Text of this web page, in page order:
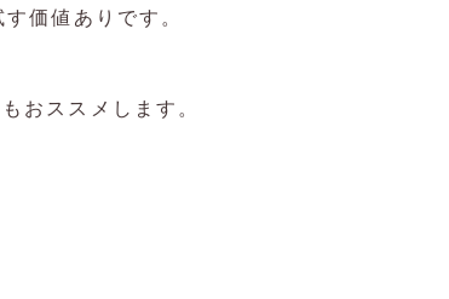
価値ありです。
おススメします。